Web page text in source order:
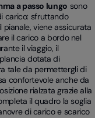
a passo lungo sono
carico: sfruttando
pianale, viene assicurata
il carico a bordo nel
il viaggio, il
dotata di
tale da permettergli di
confortevole anche da
rialzata grazie alla
il quadro la soglia
di carico e scarico